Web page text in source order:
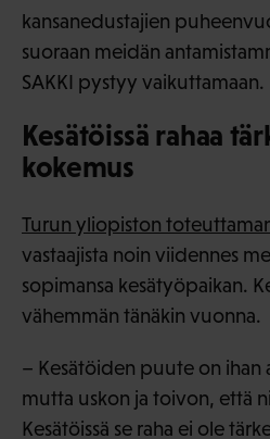
kansanedustajien
suoraan meidän
SAKKI pystyy vaikuttamaan.
Kesätöissä rahaa
kokemus
Turun yliopiston
vastaajista noin viidennes
sopimansa kesätyöpaikan.
vähemmän tänäkin vuonna.
– Kesätöiden puute on ihan
mutta uskon ja toivon, että
Kesätöissä se raha ei ole